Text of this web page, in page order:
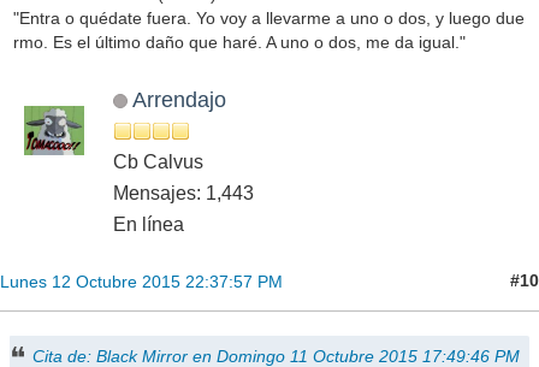
"Entra o quédate fuera. Yo voy a llevarme a uno o dos, y luego due
rmo. Es el último daño que haré. A uno o dos, me da igual."
Arrendajo
Cb Calvus
Mensajes: 1,443
En línea
Lunes 12 Octubre 2015 22:37:57 PM #10
Cita de: Black Mirror en Domingo 11 Octubre 2015 17:49:46 PM